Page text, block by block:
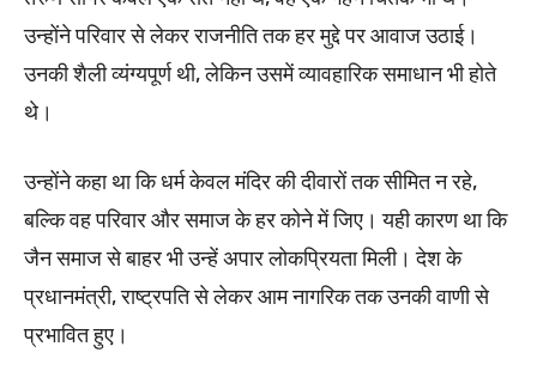
उन्होंने परिवार से लेकर राजनीति तक हर मुद्दे पर आवाज उठाई।
उनकी शैली व्यंग्यपूर्ण थी, लेकिन उसमें व्यावहारिक समाधान भी होते
थे।
उन्होंने कहा था कि धर्म केवल मंदिर की दीवारों तक सीमित न रहे,
बल्कि वह परिवार और समाज के हर कोने में जिए। यही कारण था कि
जैन समाज से बाहर भी उन्हें अपार लोकप्रियता मिली। देश के
प्रधानमंत्री, राष्ट्रपति से लेकर आम नागरिक तक उनकी वाणी से
प्रभावित हुए।